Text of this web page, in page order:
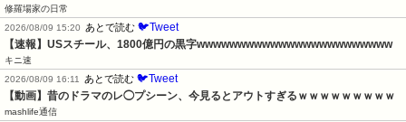
修羅場家の日常
2026/08/09 15:20
あとで読む 🐦Tweet
【速報】USスチール、1800億円の黒字wwwwwwwwwwwwwwwwwwwwwwww
キニ速
2026/08/09 16:11
あとで読む 🐦Tweet
【動画】昔のドラマのレ◯プシーン、今見るとアウトすぎるｗｗｗｗｗｗｗｗｗ
mashlife通信